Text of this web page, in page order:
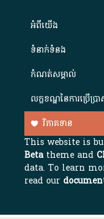
អំពី​យើង​
ទំនាក់ទំនង
កំណត់សម្គាល់
លក្ខខណ្ឌនៃការប្រើប្រ
វិភាគទាន
This website is
Betatheme and
data. To learn
read our